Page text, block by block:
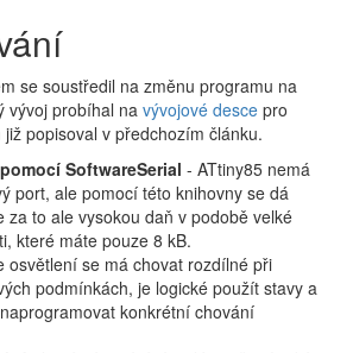
se soustředil na změnu programu na
vývoj probíhal na vývojové desce pro
popisoval v předchozím článku.
SoftwareSerial - ATtiny85 nemá
port, ale pomocí této knihovny se dá
za to ale vysokou daň v podobě velké
které máte pouze 8 kB.
osvětlení se má chovat rozdílné při
podmínkách, je logické použít stavy a
konkrétní chování